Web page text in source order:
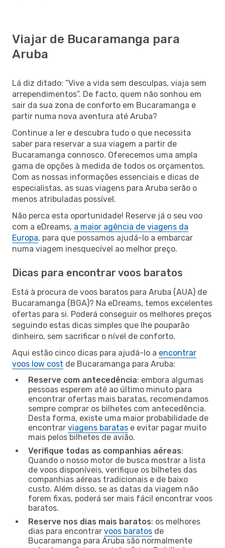
Viajar de Bucaramanga para
Aruba
Lá diz ditado: “Vive a vida sem desculpas, viaja sem
arrependimentos”. De facto, quem não sonhou em
sair da sua zona de conforto em Bucaramanga e
partir numa nova aventura até Aruba?
Continue a ler e descubra tudo o que necessita
saber para reservar a sua viagem a partir de
Bucaramanga connosco. Oferecemos uma ampla
gama de opções à medida de todos os orçamentos.
Com as nossas informações essenciais e dicas de
especialistas, as suas viagens para Aruba serão o
menos atribuladas possível.
Não perca esta oportunidade! Reserve já o seu voo
com a eDreams, a maior agência de viagens da
Europa, para que possamos ajudá-lo a embarcar
numa viagem inesquecível ao melhor preço.
Dicas para encontrar voos baratos
Está à procura de voos baratos para Aruba (AUA) de
Bucaramanga (BGA)? Na eDreams, temos excelentes
ofertas para si. Poderá conseguir os melhores preços
seguindo estas dicas simples que lhe pouparão
dinheiro, sem sacrificar o nível de conforto.
Aqui estão cinco dicas para ajudá-lo a encontrar
voos low cost de Bucaramanga para Aruba:
Reserve com antecedência: embora algumas
pessoas esperem até ao último minuto para
encontrar ofertas mais baratas, recomendamos
sempre comprar os bilhetes com antecedência.
Desta forma, existe uma maior probabilidade de
encontrar viagens baratas e evitar pagar muito
mais pelos bilhetes de avião.
Verifique todas as companhias aéreas:
Quando o nosso motor de busca mostrar a lista
de voos disponíveis, verifique os bilhetes das
companhias aéreas tradicionais e de baixo
custo. Além disso, se as datas da viagem não
forem fixas, poderá ser mais fácil encontrar voos
baratos.
Reserve nos dias mais baratos: os melhores
dias para encontrar voos baratos de
Bucaramanga para Aruba são normalmente